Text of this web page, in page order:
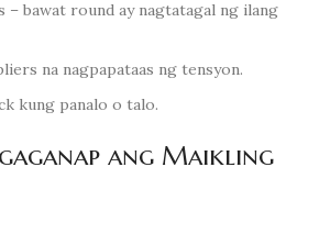
– bawat round ay nagtatagal ng ilang
na nagpapataas ng tensyon.
kung panalo o talo.
ang Maikling